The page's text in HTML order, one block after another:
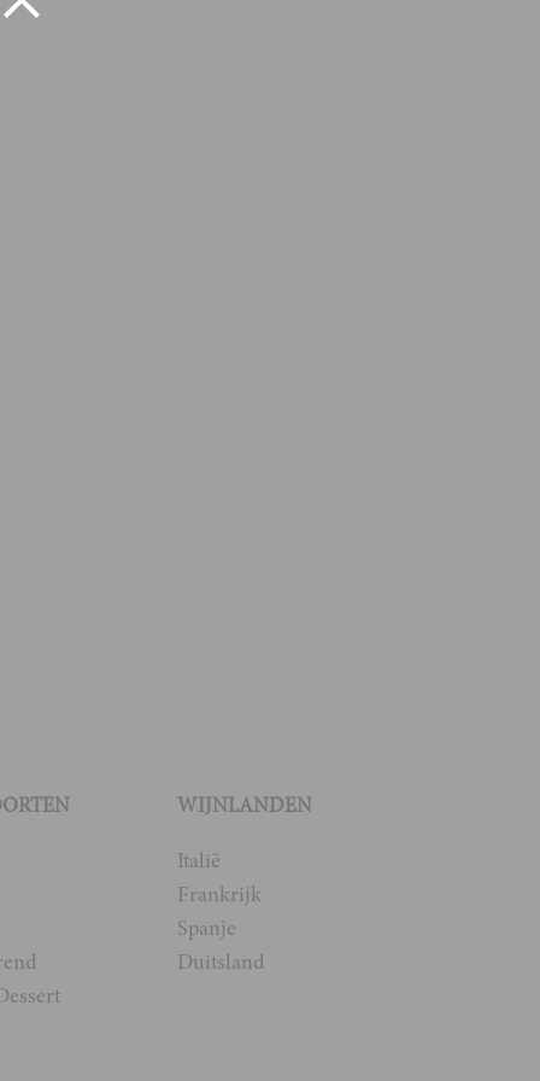
WIJNLANDEN
Italië
Frankrijk
Spanje
Duitsland